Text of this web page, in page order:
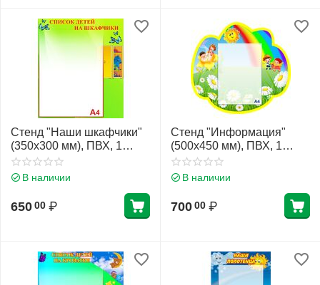
Стенд "Наши шкафчики"
(350х300 мм), ПВХ, 1
карман А4 (плоский)
В наличии
650 00 ₽
Стенд "Информация"
(500х450 мм), ПВХ, 1
карман А4 (плоский)
В наличии
700 00 ₽